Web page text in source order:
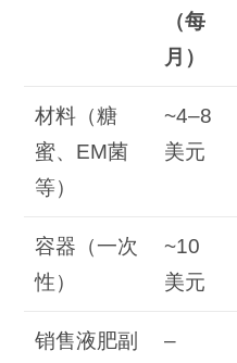
（每
月）
材料（糖
蜜、EM菌
等）
~4–8
美元
容器（一次
性）
~10
美元
销售液肥副
–